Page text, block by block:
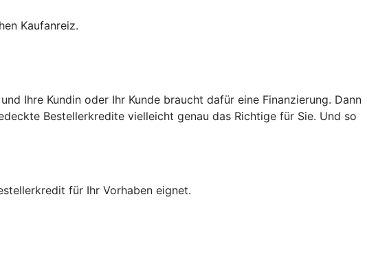
Kaufanreiz.
Ihre Kundin oder Ihr Kunde braucht dafür eine Finanzierung. Dann
Bestellerkredite vielleicht genau das Richtige für Sie. Und so
für Ihr Vorhaben eignet.